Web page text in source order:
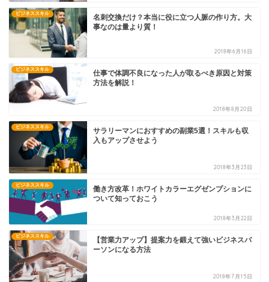
ビジネススキル
名刺交換だけ？本当に役に立つ人脈の作り方。大
事なのは量より質！
2018年6月16日
ビジネススキル
仕事で体調不良になった人が取るべき原因と対策
方法を解説！
2018年8月20日
ビジネススキル
サラリーマンにおすすめの副業5選！スキルも収
入もアップさせよう
2018年3月23日
ビジネススキル
働き方改革！ホワイトカラーエグゼンプションに
ついて知っておこう
2018年3月22日
ビジネススキル
【営業力アップ】提案力を鍛えて強いビジネスパ
ーソンになる方法
2018年7月15日